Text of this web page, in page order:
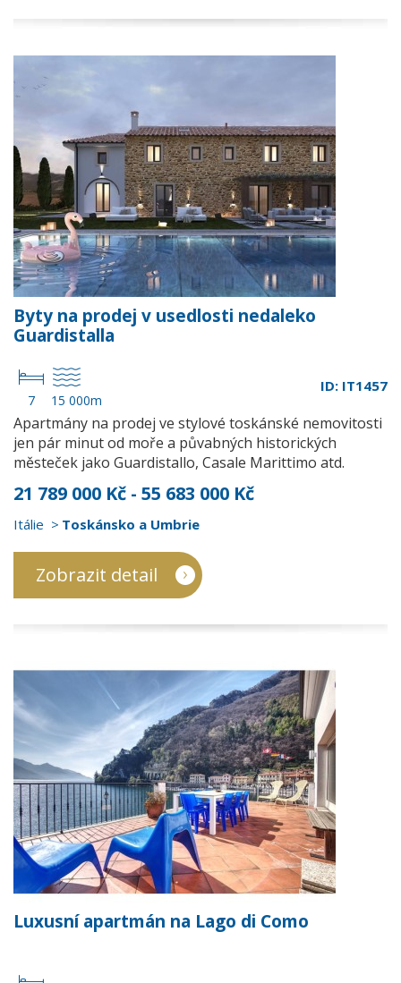
Byty na prodej v usedlosti nedaleko
Guardistalla
7 15 000m
ID: IT1457
Apartmány na prodej ve stylové toskánské nemovitosti
jen pár minut od moře a půvabných historických
městeček jako Guardistallo, Casale Marittimo atd.
21 789 000 Kč - 55 683 000 Kč
Itálie Toskánsko a Umbrie
Zobrazit detail
Luxusní apartmán na Lago di Como